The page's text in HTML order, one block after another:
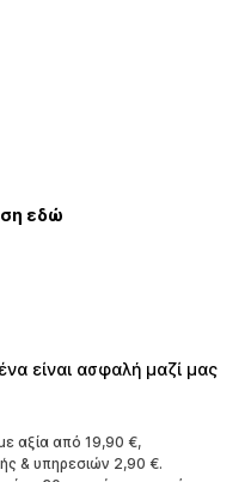
εδώ
είναι ασφαλή μαζί μας
αξία από 19,90 €,
& υπηρεσιών 2,90 €.